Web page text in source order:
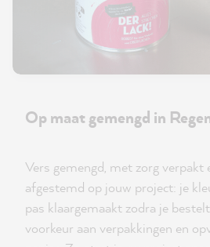
Op maat gemengd in
Vers gemengd, met zorg verpakt
afgestemd op jouw project: je
pas klaargemaakt zodra je
voorkeur aan verpakkingen en